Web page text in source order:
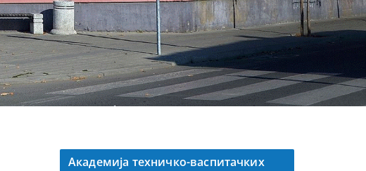
Академија техничко-васпитачких